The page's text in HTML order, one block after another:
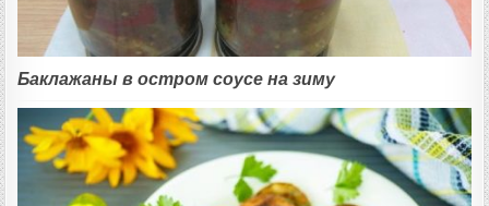
Баклажаны в остром соусе на зиму